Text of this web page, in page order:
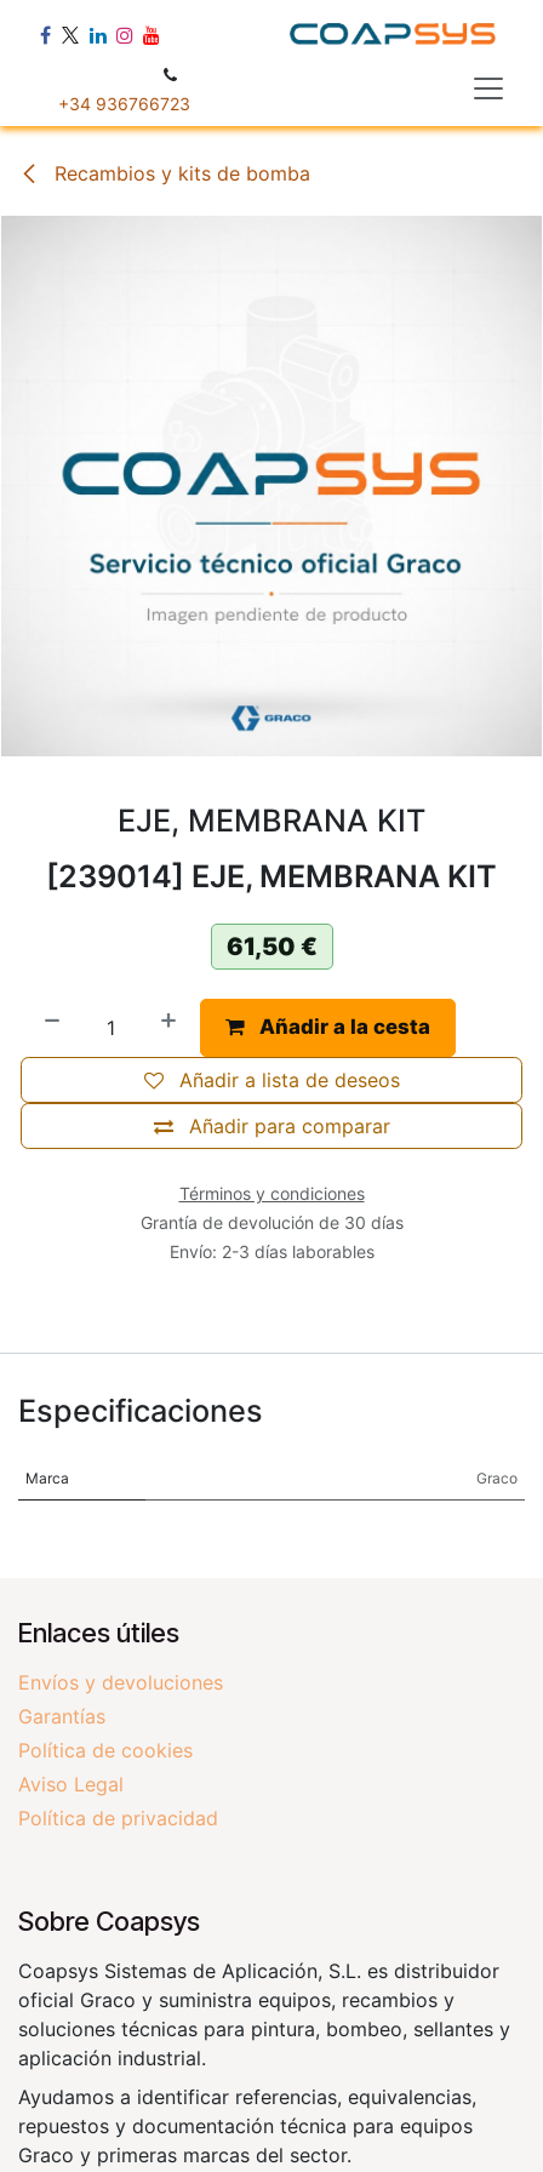
+34 936766723
Recambios y kits de bomba
EJE, MEMBRANA KIT
[239014] EJE, MEMBRANA KIT
61,50 €
Añadir a la cesta
Añadir para comparar
Añadir a lista de deseos
Términos y condiciones
Grantía de devolución de 30 días
Envío: 2-3 días laborables
Especificaciones
Marca Graco
Enlaces útiles
Envíos y devoluciones
Garantías
Política de cookies
Aviso Legal
Política de privacidad
Sobre Coapsys
Coapsys Sistemas de Aplicación, S.L. es distribuidor
oficial Graco y suministra equipos, recambios y
soluciones técnicas para pintura, bombeo, sellantes y
aplicación industrial.
Ayudamos a identificar referencias, equivalencias,
repuestos y documentación técnica para equipos
Graco y primeras marcas del sector.